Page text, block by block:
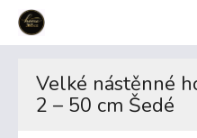
Velké nástěnné
2 – 50 cm Šedé